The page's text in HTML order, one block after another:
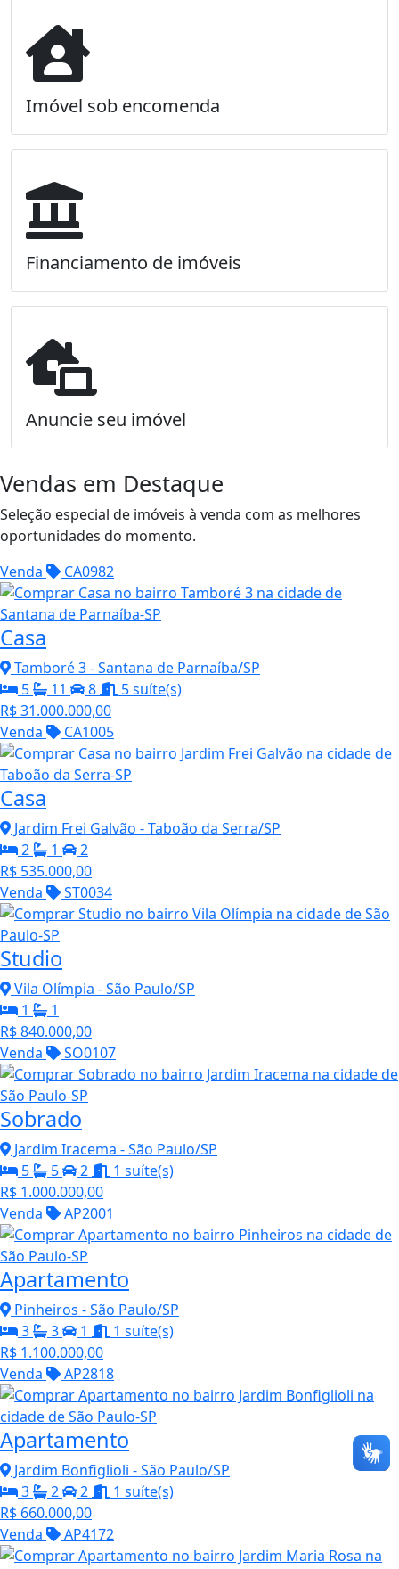
Imóvel sob encomenda
Financiamento de imóveis
Anuncie seu imóvel
Vendas em Destaque
Seleção especial de imóveis à venda com as melhores
oportunidades do momento.
Venda
CA0982
Casa
Tamboré 3 - Santana de Parnaíba/SP
5
11 8
5 suíte(s)
R$ 31.000.000,00
Venda
CA1005
Casa
Jardim Frei Galvão - Taboão da Serra/SP
2
1
2
R$ 535.000,00
Venda
ST0034
Studio
Vila Olímpia - São Paulo/SP
1
1
R$ 840.000,00
Venda
SO0107
Sobrado
Jardim Iracema - São Paulo/SP
5
5 2
1 suíte(s)
R$ 1.000.000,00
Venda
AP2001
Apartamento
Pinheiros - São Paulo/SP
3
3 1
1 suíte(s)
R$ 1.100.000,00
Venda
AP2818
Apartamento
Jardim Bonfiglioli - São Paulo/SP
3
2 2
1 suíte(s)
R$ 660.000,00
Venda
AP4172